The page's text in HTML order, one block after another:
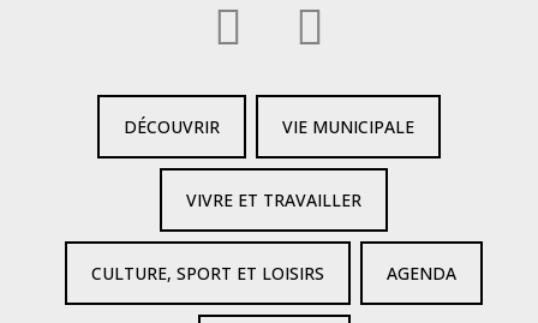
DÉCOUVRIR VIE MUNICIPALE
VIVRE ET TRAVAILLER
CULTURE, SPORT ET LOISIRS AGENDA